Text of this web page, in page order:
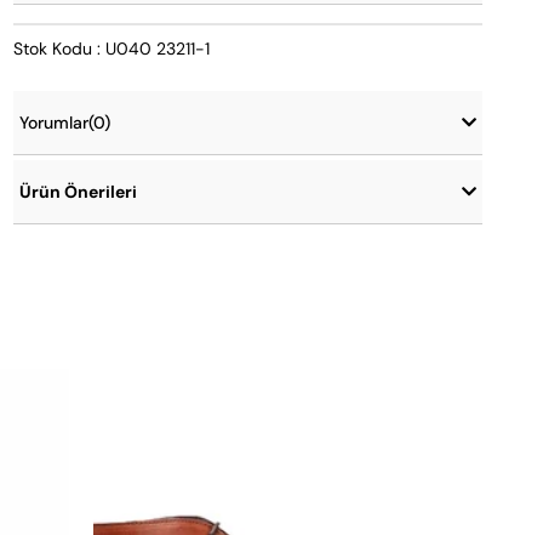
Stok Kodu : U040 23211-1
Yorumlar(0)
Ürün Önerileri